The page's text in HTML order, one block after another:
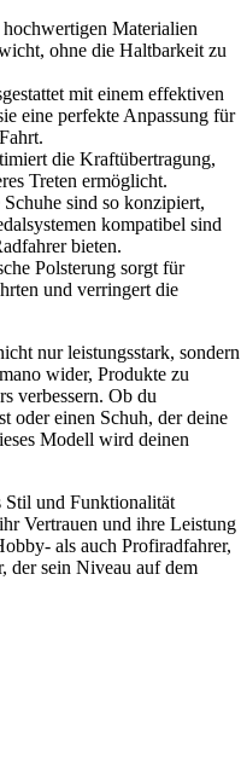
Materialien
ohne die Haltbarkeit zu
mit einem effektiven
eine perfekte Anpassung für
die Kraftübertragung,
Treten ermöglicht.
Schuhe sind so konzipiert,
kompatibel sind
bieten.
Polsterung sorgt für
und verringert die
nur leistungsstark, sondern
wider, Produkte zu
verbessern. Ob du
oder einen Schuh, der deine
Modell wird deinen
Stil und Funktionalität
Vertrauen und ihre Leistung
als auch Profiradfahrer,
der sein Niveau auf dem